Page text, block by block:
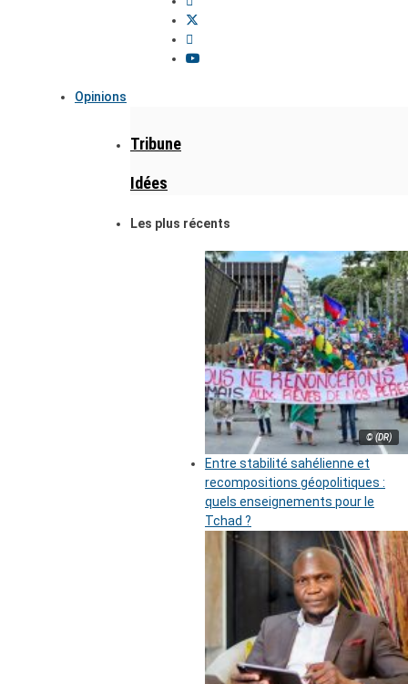
Opinions
Tribune
Idées
Les plus récents
© (DR)
Entre stabilité sahélienne et
recompositions géopolitiques :
quels enseignements pour le
Tchad ?